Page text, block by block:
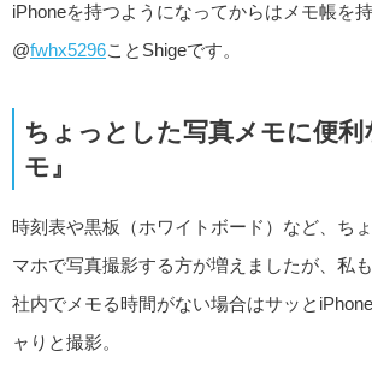
iPhoneを持つようになってからはメモ帳を
@fwhx5296ことShigeです。
ちょっとした写真メモに便利
モ』
時刻表や黒板（ホワイトボード）など、ち
マホで写真撮影する方が増えましたが、私も
社内でメモる時間がない場合はサッと
ャりと撮影。